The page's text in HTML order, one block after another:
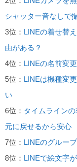
シャッター音なしで
3位： LINEの着せ替
由がある？
4位： LINEの名前変
5位： LINEは機種変
い
6位： タイムライン
元に戻せるから安心
7位： LINEのグルー
8位： LINEで絵文字